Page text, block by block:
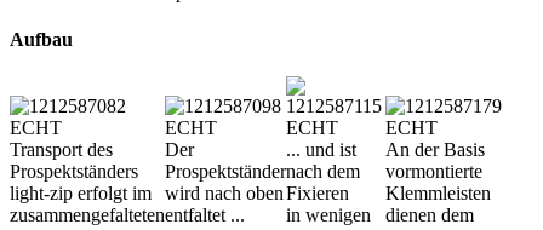
Aufbau
Transport des
Prospektständers
light-zip erfolgt im
zusammengefalteten
Der
Prospektständer
wird nach oben
entfaltet ...
... und ist
nach dem
Fixieren
in wenigen
An der Basis
vormontierte
Klemmleisten
dienen dem